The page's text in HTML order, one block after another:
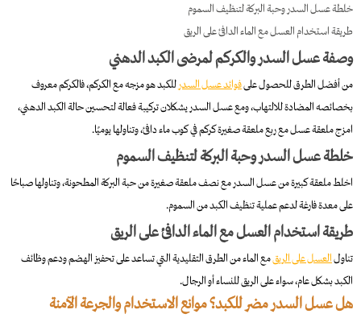
خلطة عسل السدر وحبة البركة لتنظيف السموم
طريقة استخدام العسل مع الماء الدافئ على الريق
وصفة عسل السدر والكركم لمرضى الكبد الدهني
من أفضل الطرق للحصول علىفوائد عسل السدر للكبد​ هو مزجه مع الكركم، فالكركم معروف
بخصائصه المضادة للالتهاب، ومع عسل السدر يشكلان تركيبة فعالة لتحسين حالة الكبد الدهني،
امزج ملعقة عسل مع ربع ملعقة صغيرة كركم في كوب ماء دافئ، وتناولها يوميًا.
خلطة عسل السدر وحبة البركة لتنظيف السموم
اخلط ملعقة كبيرة من عسل السدر مع نصف ملعقة صغيرة من حبة البركة المطحونة، وتناولها صباحًا
على معدة فارغة لدعم عملية تنظيف الكبد من السموم.
طريقة استخدام العسل مع الماء الدافئ على الريق
تناولالعسل على الريقمع الماء من الطرق التقليدية التي تساعد على تحفيز الهضم ودعم وظائف
الكبد بشكل عام، سواء على الريق للنساء أو الرجال.
هل عسل السدر مضر للكبد؟ موانع الاستخدام والجرعة الآمنة